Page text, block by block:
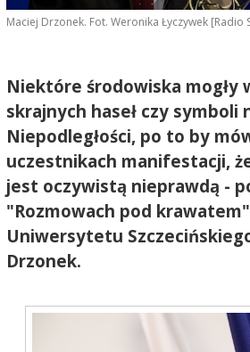
Maciej Drzonek. Fot. Weronika Łyczywek [Radio
Niektóre środowiska mogły
skrajnych haseł czy symboli
Niepodległości, po to by
uczestnikach manifestacji,
jest oczywistą nieprawdą -
"Rozmowach pod
Uniwersytetu
Drzonek.